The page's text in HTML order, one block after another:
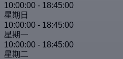
10:00:00 - 18:45:00
星期日
10:00:00 - 18:45:00
星期一
10:00:00 - 18:45:00
星期二